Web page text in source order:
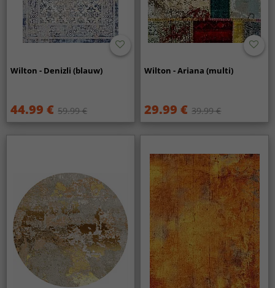
Wilton - Denizli (blauw)
44.99 € 59.99 €
Wilton - Ariana (multi)
29.99 € 39.99 €